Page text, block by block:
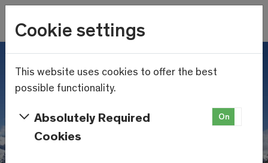
Skip to main content
21.1°C
Wetter
Cookie settings
This website uses cookies to offer the best
possible functionality.
Absolutely Required
Cookies
On